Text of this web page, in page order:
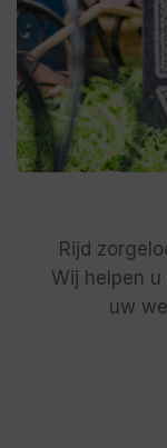
Rijd
Wij helpen
uw